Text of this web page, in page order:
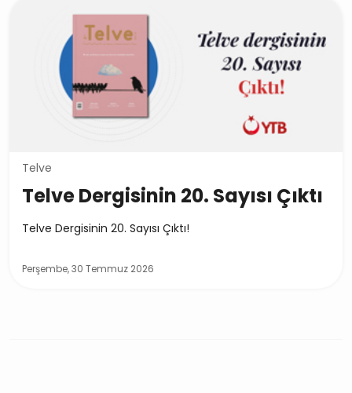
Telve
Telve Dergisinin 20. Sayısı Çıktı
Telve Dergisinin 20. Sayısı Çıktı!
Perşembe, 30 Temmuz 2026